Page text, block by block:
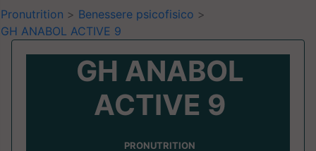
Pronutrition > Benessere psicofisico >
GH ANABOL ACTIVE 9
GH ANABOL
ACTIVE 9
PRONUTRITION